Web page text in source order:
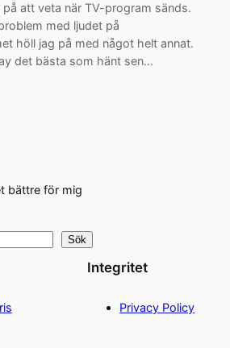
att veta när TV-program sänds.
med ljudet på
höll jag på med något helt annat.
det bästa som hänt sen…
bättre för mig
Sök
Integritet
Privacy Policy